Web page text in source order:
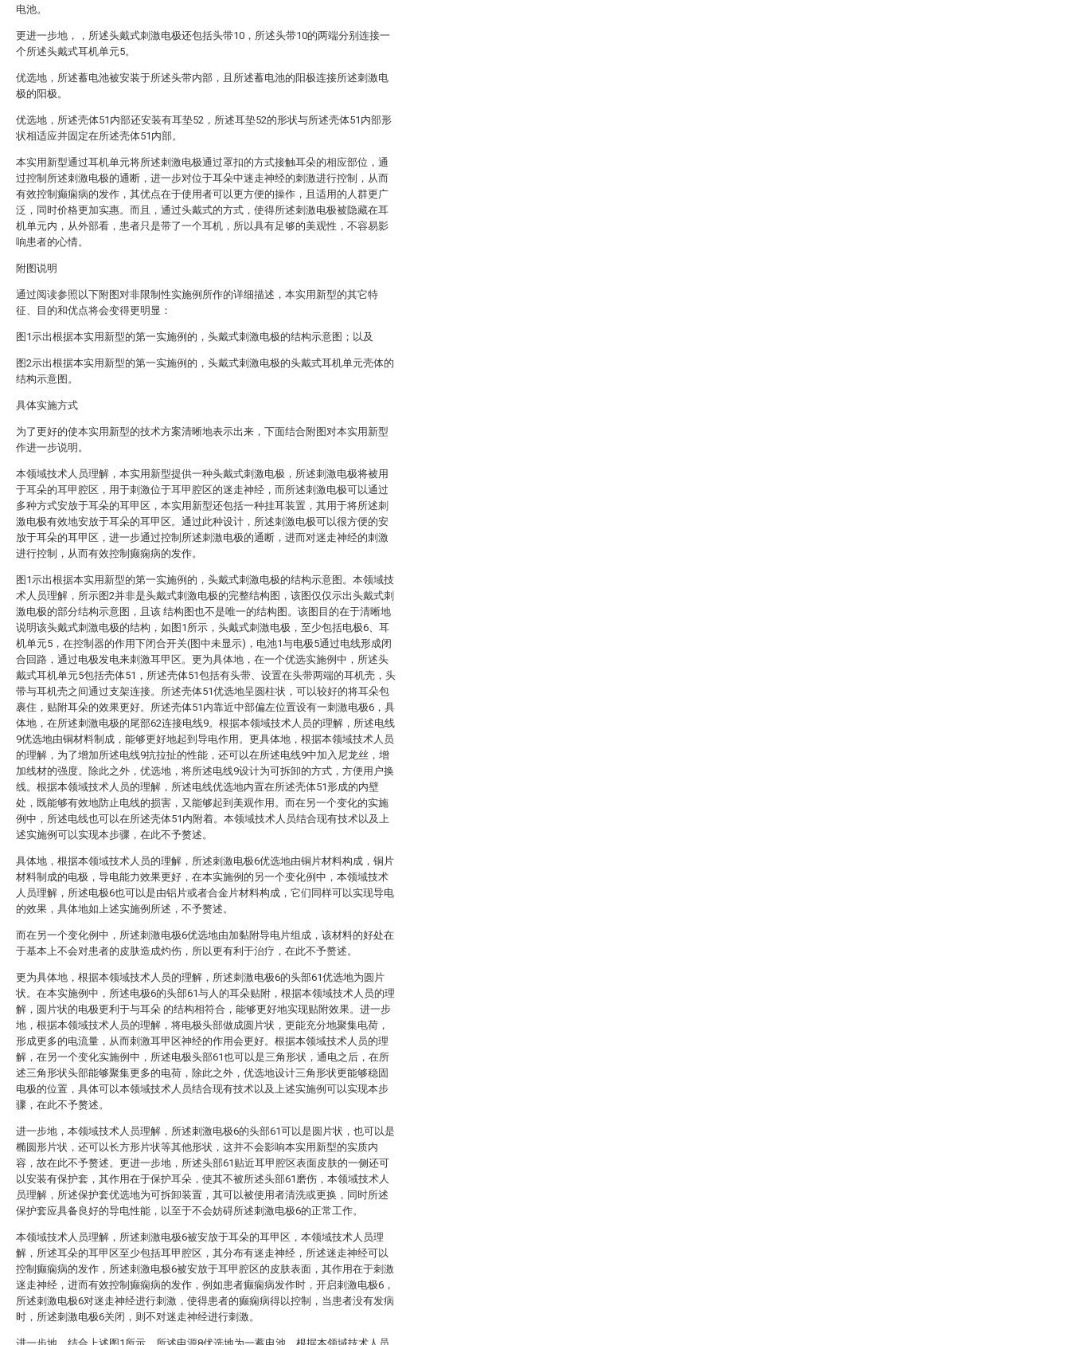
电池。
更进一步地，，所述头戴式刺激电极还包括头带10，所述头带10的两端分别连接一
个所述头戴式耳机单元5。
优选地，所述蓄电池被安装于所述头带内部，且所述蓄电池的阳极连接所述刺激电
极的阳极。
优选地，所述壳体51内部还安装有耳垫52，所述耳垫52的形状与所述壳体51内部形
状相适应并固定在所述壳体51内部。
本实用新型通过耳机单元将所述刺激电极通过罩扣的方式接触耳朵的相应部位，通
过控制所述刺激电极的通断，进一步对位于耳朵中迷走神经的刺激进行控制，从而
有效控制癫痫病的发作，其优点在于使用者可以更方便的操作，且适用的人群更广
泛，同时价格更加实惠。而且，通过头戴式的方式，使得所述刺激电极被隐藏在耳
机单元内，从外部看，患者只是带了一个耳机，所以具有足够的美观性，不容易影
响患者的心情。
附图说明
通过阅读参照以下附图对非限制性实施例所作的详细描述，本实用新型的其它特
征、目的和优点将会变得更明显：
图1示出根据本实用新型的第一实施例的，头戴式刺激电极的结构示意图；以及
图2示出根据本实用新型的第一实施例的，头戴式刺激电极的头戴式耳机单元壳体的
结构示意图。
具体实施方式
为了更好的使本实用新型的技术方案清晰地表示出来，下面结合附图对本实用新型
作进一步说明。
本领域技术人员理解，本实用新型提供一种头戴式刺激电极，所述刺激电极将被用
于耳朵的耳甲腔区，用于刺激位于耳甲腔区的迷走神经，而所述刺激电极可以通过
多种方式安放于耳朵的耳甲区，本实用新型还包括一种挂耳装置，其用于将所述刺
激电极有效地安放于耳朵的耳甲区。通过此种设计，所述刺激电极可以很方便的安
放于耳朵的耳甲区，进一步通过控制所述刺激电极的通断，进而对迷走神经的刺激
进行控制，从而有效控制癫痫病的发作。
图1示出根据本实用新型的第一实施例的，头戴式刺激电极的结构示意图。本领域技
术人员理解，所示图2并非是头戴式刺激电极的完整结构图，该图仅仅示出头戴式刺
激电极的部分结构示意图，且该 结构图也不是唯一的结构图。该图目的在于清晰地
说明该头戴式刺激电极的结构，如图1所示，头戴式刺激电极，至少包括电极6、耳
机单元5，在控制器的作用下闭合开关(图中未显示)，电池1与电极5通过电线形成闭
合回路，通过电极发电来刺激耳甲区。更为具体地，在一个优选实施例中，所述头
戴式耳机单元5包括壳体51，所述壳体51包括有头带、设置在头带两端的耳机壳，头
带与耳机壳之间通过支架连接。所述壳体51优选地呈圆柱状，可以较好的将耳朵包
裹住，贴附耳朵的效果更好。所述壳体51内靠近中部偏左位置设有一刺激电极6，具
体地，在所述刺激电极的尾部62连接电线9。根据本领域技术人员的理解，所述电线
9优选地由铜材料制成，能够更好地起到导电作用。更具体地，根据本领域技术人员
的理解，为了增加所述电线9抗拉扯的性能，还可以在所述电线9中加入尼龙丝，增
加线材的强度。除此之外，优选地，将所述电线9设计为可拆卸的方式，方便用户换
线。根据本领域技术人员的理解，所述电线优选地内置在所述壳体51形成的内壁
处，既能够有效地防止电线的损害，又能够起到美观作用。而在另一个变化的实施
例中，所述电线也可以在所述壳体51内附着。本领域技术人员结合现有技术以及上
述实施例可以实现本步骤，在此不予赘述。
具体地，根据本领域技术人员的理解，所述刺激电极6优选地由铜片材料构成，铜片
材料制成的电极，导电能力效果更好，在本实施例的另一个变化例中，本领域技术
人员理解，所述电极6也可以是由铝片或者合金片材料构成，它们同样可以实现导电
的效果，具体地如上述实施例所述，不予赘述。
而在另一个变化例中，所述刺激电极6优选地由加黏附导电片组成，该材料的好处在
于基本上不会对患者的皮肤造成灼伤，所以更有利于治疗，在此不予赘述。
更为具体地，根据本领域技术人员的理解，所述刺激电极6的头部61优选地为圆片
状。在本实施例中，所述电极6的头部61与人的耳朵贴附，根据本领域技术人员的理
解，圆片状的电极更利于与耳朵 的结构相符合，能够更好地实现贴附效果。进一步
地，根据本领域技术人员的理解，将电极头部做成圆片状，更能充分地聚集电荷，
形成更多的电流量，从而刺激耳甲区神经的作用会更好。根据本领域技术人员的理
解，在另一个变化实施例中，所述电极头部61也可以是三角形状，通电之后，在所
述三角形状头部能够聚集更多的电荷，除此之外，优选地设计三角形状更能够稳固
电极的位置，具体可以本领域技术人员结合现有技术以及上述实施例可以实现本步
骤，在此不予赘述。
进一步地，本领域技术人员理解，所述刺激电极6的头部61可以是圆片状，也可以是
椭圆形片状，还可以长方形片状等其他形状，这并不会影响本实用新型的实质内
容，故在此不予赘述。更进一步地，所述头部61贴近耳甲腔区表面皮肤的一侧还可
以安装有保护套，其作用在于保护耳朵，使其不被所述头部61磨伤，本领域技术人
员理解，所述保护套优选地为可拆卸装置，其可以被使用者清洗或更换，同时所述
保护套应具备良好的导电性能，以至于不会妨碍所述刺激电极6的正常工作。
本领域技术人员理解，所述刺激电极6被安放于耳朵的耳甲区，本领域技术人员理
解，所述耳朵的耳甲区至少包括耳甲腔区，其分布有迷走神经，所述迷走神经可以
控制癫痫病的发作，所述刺激电极6被安放于耳甲腔区的皮肤表面，其作用在于刺激
迷走神经，进而有效控制癫痫病的发作，例如患者癫痫病发作时，开启刺激电极6，
所述刺激电极6对迷走神经进行刺激，使得患者的癫痫病得以控制，当患者没有发病
时，所述刺激电极6关闭，则不对迷走神经进行刺激。